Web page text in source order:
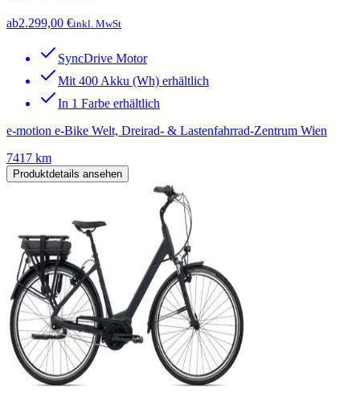
ab2.299,00 €inkl. MwSt
SyncDrive Motor
Mit 400 Akku (Wh) erhältlich
In 1 Farbe erhältlich
e-motion e-Bike Welt, Dreirad- & Lastenfahrrad-Zentrum Wien
7417 km
Produktdetails ansehen